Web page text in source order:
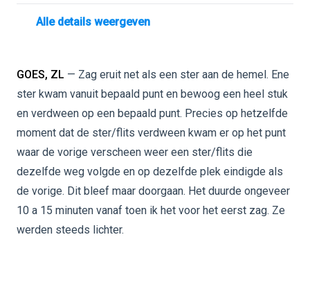
Alle details weergeven
GOES, ZL — Zag eruit net als een ster aan de hemel. Ene
ster kwam vanuit bepaald punt en bewoog een heel stuk
en verdween op een bepaald punt. Precies op hetzelfde
moment dat de ster/flits verdween kwam er op het punt
waar de vorige verscheen weer een ster/flits die
dezelfde weg volgde en op dezelfde plek eindigde als
de vorige. Dit bleef maar doorgaan. Het duurde ongeveer
10 a 15 minuten vanaf toen ik het voor het eerst zag. Ze
werden steeds lichter.